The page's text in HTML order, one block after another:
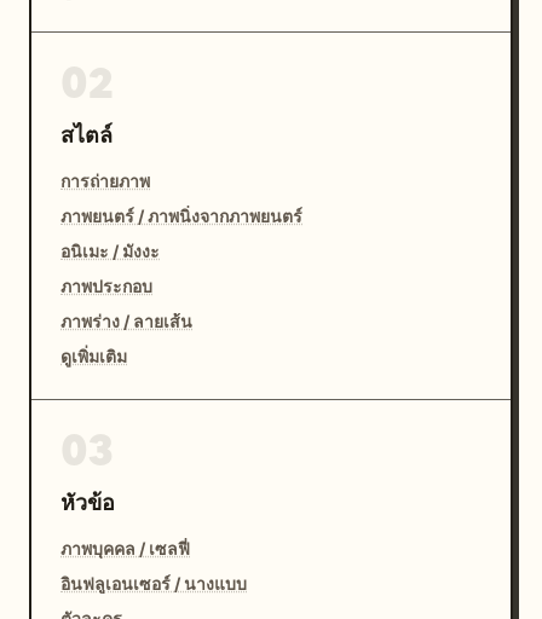
สไตล์
การถ่ายภาพ
ภาพยนตร์ / ภาพนิ่งจากภาพยนตร์
อนิเมะ / มังงะ
ภาพประกอบ
ภาพร่าง / ลายเส้น
ดูเพิ่มเติม
หัวข้อ
ภาพบุคคล / เซลฟี่
อินฟลูเอนเซอร์ / นางแบบ